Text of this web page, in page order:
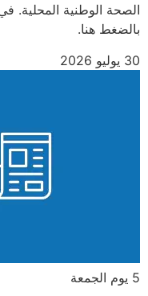
بالضغط هنا.
30 يوليو 2026
5 يوم الجمعة